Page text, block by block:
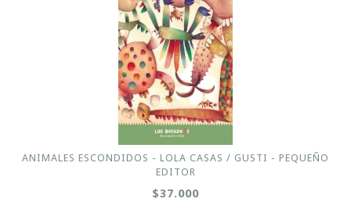
ANIMALES ESCONDIDOS - LOLA CASAS / GUSTI - PEQUEÑO
EDITOR
$37.000